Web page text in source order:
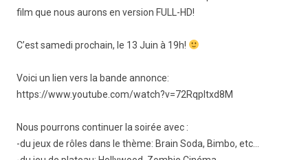
film que nous aurons en version FULL-HD!
C’est samedi prochain, le 13 Juin à 19h!
Voici un lien vers la bande annonce:
https://www.youtube.com/watch?v=72RqpItxd8M
Nous pourrons continuer la soirée avec :
-du jeux de rôles dans le thème: Brain Soda, Bimbo, etc…